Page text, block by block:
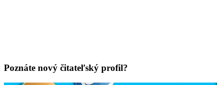
Poznáte nový čitateľský profil?